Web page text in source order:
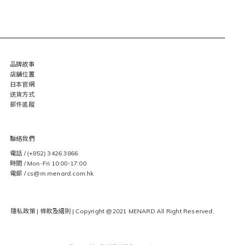
品牌故事
店舖位置
日本官網
送貨方式
郵件追蹤
聯絡我們
電話 / (+852) 3426 3866
時間 / Mon-Fri 10:00-17:00
電郵 / cs@m.menard.com.hk
隱私政策 | 條款及細則 | Copyright @2021 MENARD All Right Reserved.